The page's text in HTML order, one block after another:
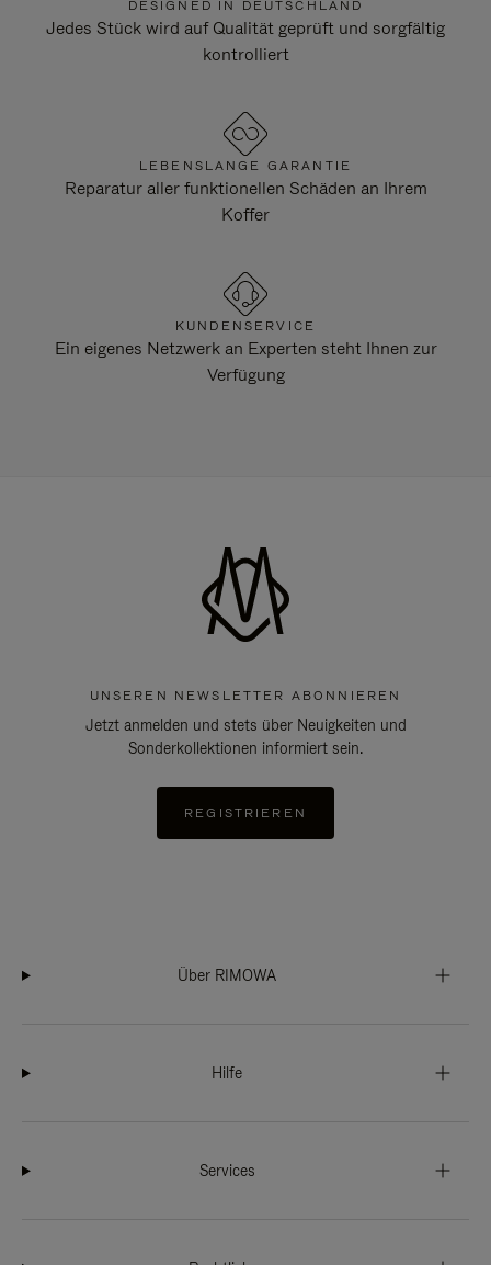
DESIGNED IN DEUTSCHLAND
Jedes Stück wird auf Qualität geprüft und sorgfältig
kontrolliert
LEBENSLANGE GARANTIE
Reparatur aller funktionellen Schäden an Ihrem
Koffer
KUNDENSERVICE
Ein eigenes Netzwerk an Experten steht Ihnen zur
Verfügung
UNSEREN NEWSLETTER ABONNIEREN
Jetzt anmelden und stets über Neuigkeiten und
Sonderkollektionen informiert sein.
REGISTRIEREN
Über RIMOWA
Hilfe
Services